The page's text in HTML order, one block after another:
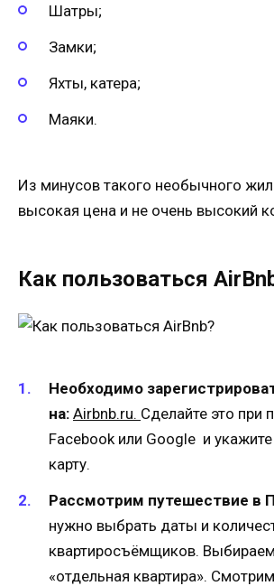
Шатры;
Замки;
Яхты, катера;
Маяки.
Из минусов такого необычного
высокая цена и не очень высокий
Как пользоваться
Необходимо
на: Airbnb.ru. Сделайте это при
Facebook или Google и
карту.
Рассмотрим путешествие в
нужно выбрать даты и
квартиросъёмщиков.
«отдельная квартира».